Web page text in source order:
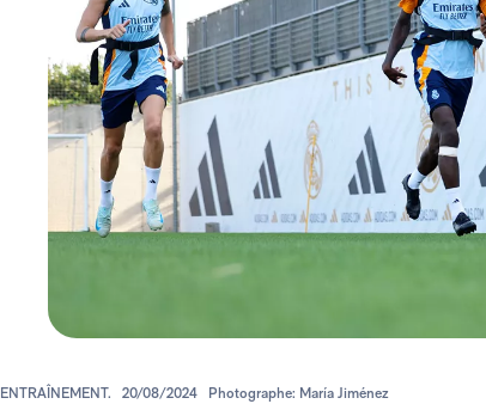
ENTRAÎNEMENT. 20/08/2024 Photographe: María Jiménez